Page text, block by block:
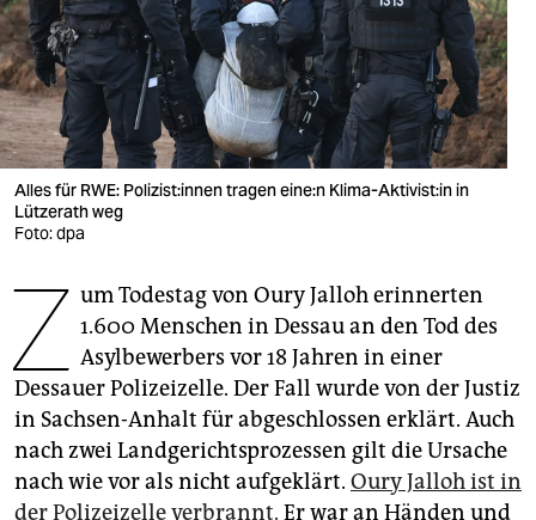
verlag
verlag
veranstaltungen
shop
fragen & hilfe
unterstützen
genossenschaft
epaper login
Alles für RWE: Po­li­zis­t:in­nen tragen ei­ne:n Klima-Aktivist:in in
Lützerath weg
Foto: dpa
Z um Todestag von Oury Jalloh erinnerten
1.600 Menschen in Dessau an den Tod des
Asylbewerbers vor 18 Jahren in einer
Dessauer Polizeizelle. Der Fall wurde von der Justiz
in Sachsen-Anhalt für abgeschlossen erklärt. Auch
nach zwei Landgerichtsprozessen gilt die Ursache
nach wie vor als nicht aufgeklärt. Oury Jalloh ist in
der Polizeizelle verbrannt. Er war an Händen und